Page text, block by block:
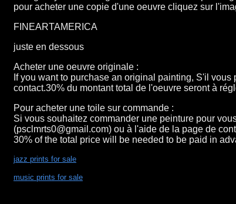
pour acheter une copie d'une oeuvre cliquez sur
FINEARTAMERICA
juste en dessous
Acheter une oeuvre originale :
If you want to purchase an original painting, S'il
contact.30% du montant total de l'oeuvre seront à
Pour acheter une toile sur commande :
Si vous souhaitez commander une peinture pour
(psclmrts0@gmail.com) ou à l'aide de la page de
30% of the total price will be needed to be paid in
jazz prints for sale
music prints for sale